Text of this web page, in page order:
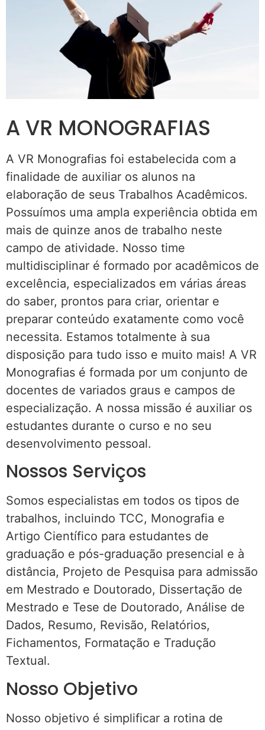
A VR MONOGRAFIAS
A VR Monografias foi estabelecida com a
finalidade de auxiliar os alunos na
elaboração de seus Trabalhos Acadêmicos.
Possuímos uma ampla experiência obtida em
mais de quinze anos de trabalho neste
campo de atividade. Nosso time
multidisciplinar é formado por acadêmicos de
excelência, especializados em várias áreas
do saber, prontos para criar, orientar e
preparar conteúdo exatamente como você
necessita. Estamos totalmente à sua
disposição para tudo isso e muito mais! A VR
Monografias é formada por um conjunto de
docentes de variados graus e campos de
especialização. A nossa missão é auxiliar os
estudantes durante o curso e no seu
desenvolvimento pessoal.
Nossos Serviços
Somos especialistas em todos os tipos de
trabalhos, incluindo TCC, Monografia e
Artigo Científico para estudantes de
graduação e pós-graduação presencial e à
distância, Projeto de Pesquisa para admissão
em Mestrado e Doutorado, Dissertação de
Mestrado e Tese de Doutorado, Análise de
Dados, Resumo, Revisão, Relatórios,
Fichamentos, Formatação e Tradução
Textual.
Nosso Objetivo
Nosso objetivo é simplificar a rotina de